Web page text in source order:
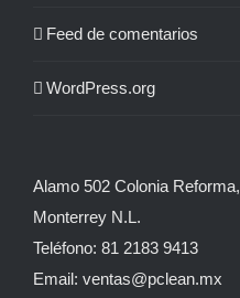
Feed de comentarios
WordPress.org
Alamo 502 Colonia Reforma,
Monterrey N.L.
Teléfono: 81 2183 9413
Email: ventas@pclean.mx